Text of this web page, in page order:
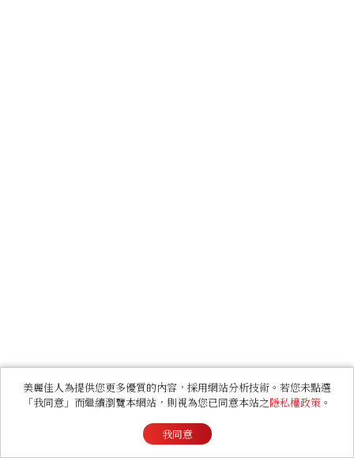
美麗佳人為提供您更多優質的內容，採用網站分析技術。若您未點選
「我同意」而繼續瀏覽本網站，則視為您已同意本站之隱私權政策 。
我同意